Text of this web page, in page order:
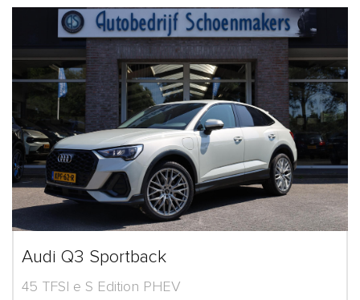
Audi Q3 Sportback
45 TFSI e S Edition PHEV